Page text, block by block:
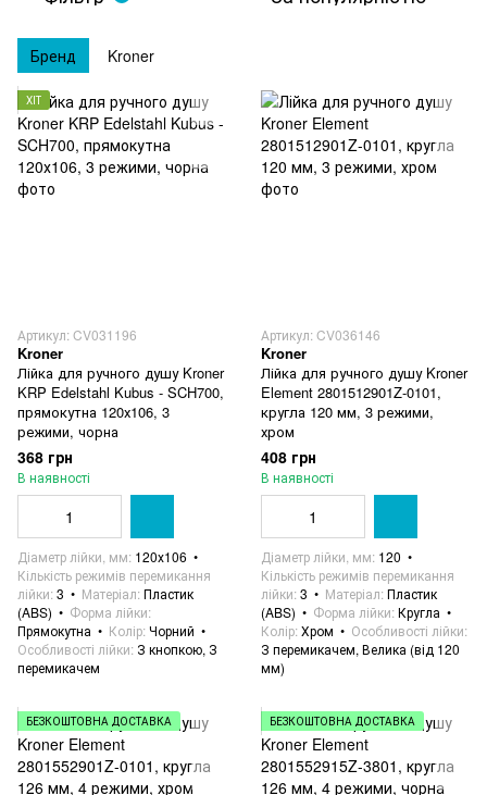
Бренд Kroner
ХІТ
Артикул: CV031196
Kroner
Лійка для ручного душу Kroner
KRP Edelstahl Kubus - SCH700,
прямокутна 120х106, 3
режими, чорна
368 грн
В наявності
Діаметр лійки, мм 120х106
Кількість режимів перемикання
лійки 3 Матеріал Пластик
(ABS)
Форма лійки
Прямокутна
Колір Чорний
Особливості лійки З кнопкою, З
перемикачем
Артикул: CV036146
Kroner
Лійка для ручного душу Kroner
Element 2801512901Z-0101,
кругла 120 мм, 3 режими,
хром
408 грн
В наявності
Діаметр лійки, мм 120
Кількість режимів перемикання
лійки 3 Матеріал Пластик
(ABS)
Форма лійки Кругла
Колір Хром
Особливості лійки
З перемикачем, Велика (від 120
мм)
БЕЗКОШТОВНА ДОСТАВКА БЕЗКОШТОВНА ДОСТАВКА